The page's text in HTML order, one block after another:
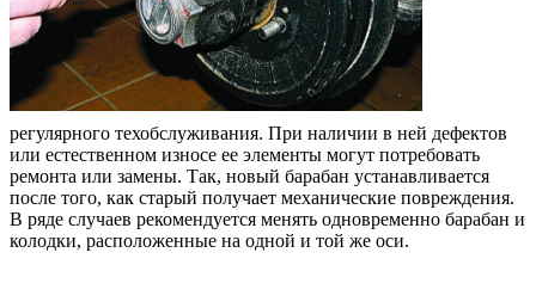
регулярного техобслуживания. При наличии в ней дефектов
или естественном износе ее элементы могут потребовать
ремонта или замены. Так, новый барабан устанавливается
после того, как старый получает механические повреждения.
В ряде случаев рекомендуется менять одновременно барабан и
колодки, расположенные на одной и той же оси.